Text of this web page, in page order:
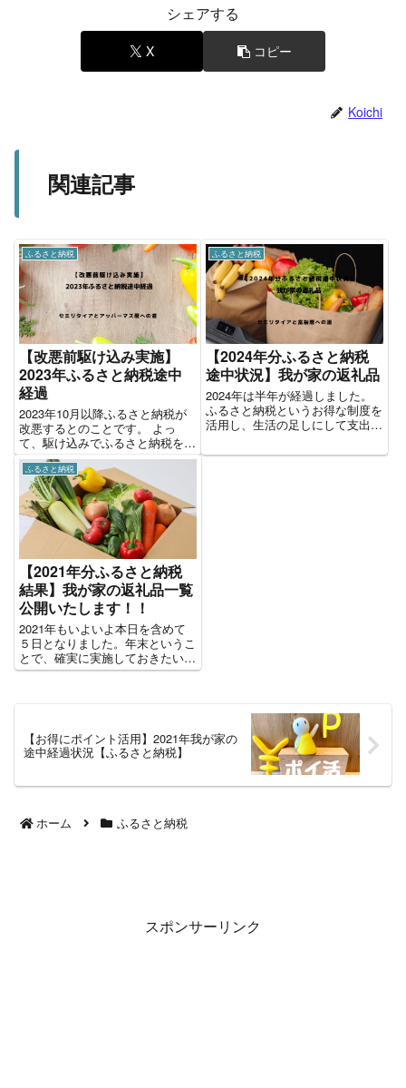
シェアする
X コピー
Koichi
関連記事
ふるさと納税
【改悪前駆け込み実施】
2023年ふるさと納税途中
経過
2023年10月以降ふるさと納税が
改悪するとのことです。 よっ
て、駆け込みでふるさと納税を行
った結果を共有したいと思いま
す。 3つ実施しました いつも通
り、米、牛ハラミおよび日本酒を
返礼品で選択しました。 毎年ふ
るさと納税で米を返礼品として...
ふるさと納税
【2024年分ふるさと納税
途中状況】我が家の返礼品
2024年は半年が経過しました。
ふるさと納税というお得な制度を
活用し、生活の足しにして支出を
であるセミリタイアと富裕層へ少
ふるさと納税
【2021年分ふるさと納税
結果】我が家の返礼品一覧
公開いたします！！
2021年もいよいよ本日を含めて
５日となりました。年末というこ
とで、確実に実施しておきたいこ
とのひとつがふるさと納税です。
な制度を活用し、生活の足しに...
【お得にポイント活用】2021年我が家の
途中経過状況【ふるさと納税】
ホーム ふるさと納税
スポンサーリンク